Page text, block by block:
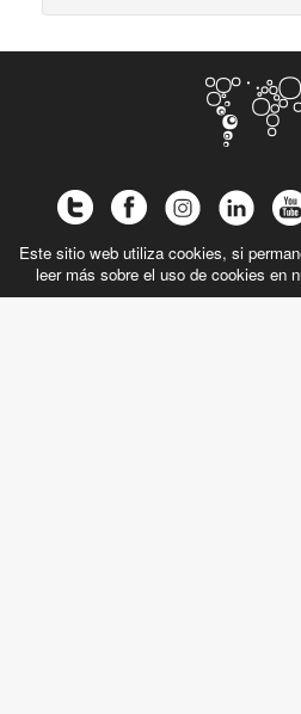
Este sitio web utiliza cookies, si
leer más sobre el uso de cookies en